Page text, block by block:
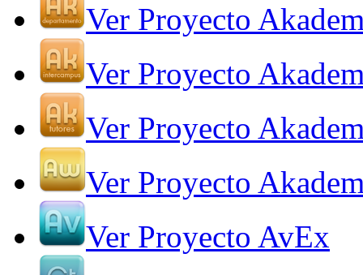
Ver Proyecto
Ver Proyecto
Ver Proyecto
Ver Proyecto
Ver Proyecto AvEx